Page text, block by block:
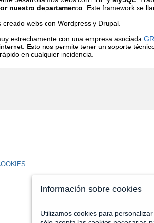
nuestro departamento Este framework se
creado webs con Wordpress y Drupal.
estrechamente con una empresa asociada
Esto nos permite tener un soporte
rápido en cualquier incidencia.
Información sobre cookies
Utilizamos cookies para